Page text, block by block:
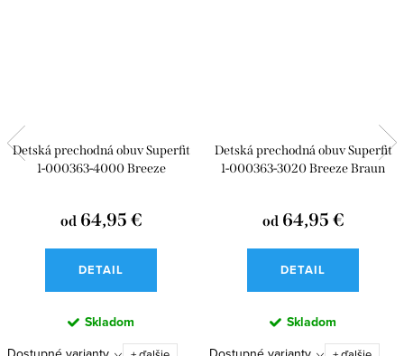
Detská prechodná obuv Superfit
1-000363-4000 Breeze
od64,95 €
DETAIL
Skladom
Detská prechodná obuv Superfit
1-000363-3020 Breeze Braun
od64,95 €
DETAIL
Skladom